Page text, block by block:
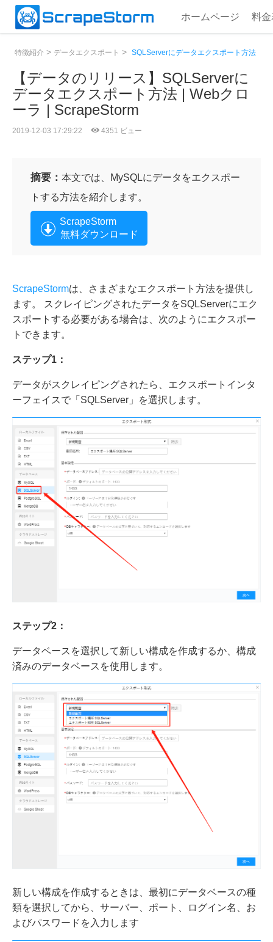
ホームページ 料金
特徴紹介 > データエクスポート > SQLServerにデータエクスポート方法
【データのリリース】SQLServerに
データエクスポート方法 | Webクロ
ーラ | ScrapeStorm
2019-12-03 17:29:22 4351 ビュー
摘要： 本文では、MySQLにデータをエクスポー
トする方法を紹介します。
ScrapeStorm
無料ダウンロード
ScrapeStormは、さまざまなエクスポート方法を提供し
ます。 スクレイピングされたデータをSQLServerにエク
スポートする必要がある場合は、次のようにエクスポー
トできます。
ステップ1：
データがスクレイピングされたら、エクスポートインタ
ーフェイスで「SQLServer」を選択します。
ステップ2：
データベースを選択して新しい構成を作成するか、構成
済みのデータベースを使用します。
新しい構成を作成するときは、最初にデータベースの種
類を選択してから、サーバー、ポート、ログイン名、お
よびパスワードを入力します